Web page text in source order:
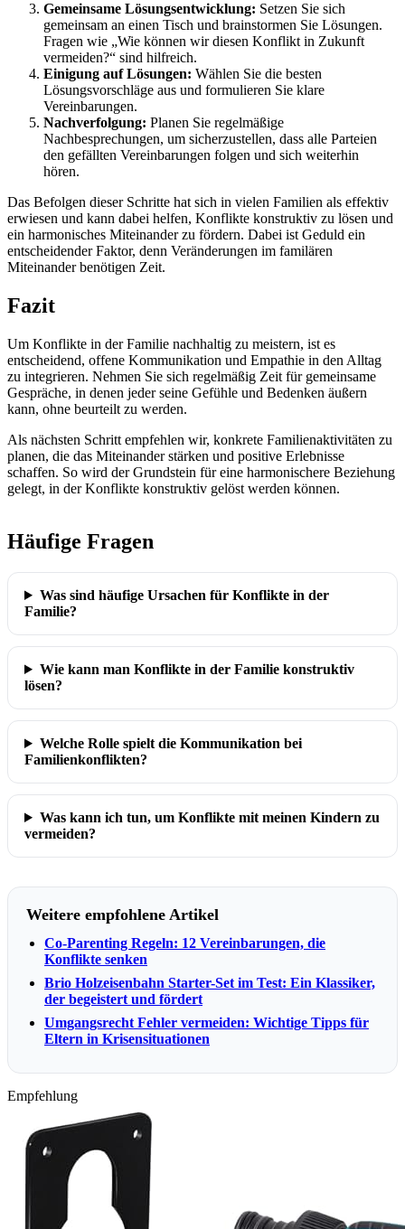
Gemeinsame Lösungsentwicklung: Setzen Sie sich
gemeinsam an einen Tisch und brainstormen Sie Lösungen.
Fragen wie „Wie können wir diesen Konflikt in Zukunft
vermeiden?“ sind hilfreich.
Einigung auf Lösungen: Wählen Sie die besten
Lösungsvorschläge aus und formulieren Sie klare
Vereinbarungen.
Nachverfolgung: Planen Sie regelmäßige
Nachbesprechungen, um sicherzustellen, dass alle Parteien
den gefällten Vereinbarungen folgen und sich weiterhin
hören.
Das Befolgen dieser Schritte hat sich in vielen Familien als effektiv
erwiesen und kann dabei helfen, Konflikte konstruktiv zu lösen und
ein harmonisches Miteinander zu fördern. Dabei ist Geduld ein
entscheidender Faktor, denn Veränderungen im familären
Miteinander benötigen Zeit.
Fazit
Um Konflikte in der Familie nachhaltig zu meistern, ist es
entscheidend, offene Kommunikation und Empathie in den Alltag
zu integrieren. Nehmen Sie sich regelmäßig Zeit für gemeinsame
Gespräche, in denen jeder seine Gefühle und Bedenken äußern
kann, ohne beurteilt zu werden.
Als nächsten Schritt empfehlen wir, konkrete Familienaktivitäten zu
planen, die das Miteinander stärken und positive Erlebnisse
schaffen. So wird der Grundstein für eine harmonischere Beziehung
gelegt, in der Konflikte konstruktiv gelöst werden können.
Häufige Fragen
Was sind häufige Ursachen für Konflikte in der
Familie?
Wie kann man Konflikte in der Familie konstruktiv
lösen?
Welche Rolle spielt die Kommunikation bei
Familienkonflikten?
Was kann ich tun, um Konflikte mit meinen Kindern zu
vermeiden?
Weitere empfohlene Artikel
Co-Parenting Regeln: 12 Vereinbarungen, die
Konflikte senken
Brio Holzeisenbahn Starter-Set im Test: Ein Klassiker,
der begeistert und fördert
Umgangsrecht Fehler vermeiden: Wichtige Tipps für
Eltern in Krisensituationen
Empfehlung